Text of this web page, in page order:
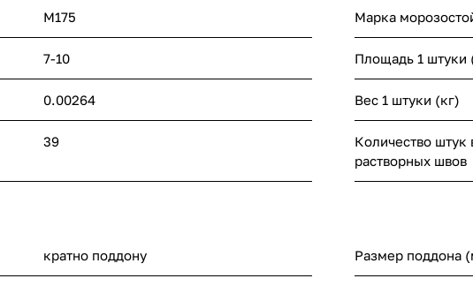
М175 Марка
7-10 Площадь 1 штуки
0.00264 Вес 1 штуки (кг)
39
Количество штук
растворных швов
кратно поддону Размер поддона